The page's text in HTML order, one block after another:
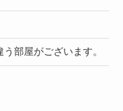
部屋がございます。